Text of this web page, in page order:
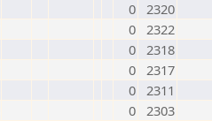
0 2320
0 2322
0 2318
0 2317
0 2311
0 2303